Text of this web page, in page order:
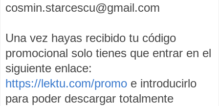
cosmin.starcescu@gmail.com
Una vez hayas recibido tu código
promocional solo tienes que entrar en el
siguiente enlace:
https://lektu.com/promo e introducirlo
para poder descargar totalmente